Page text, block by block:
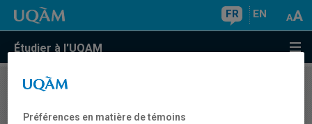
FR EN
Étudier à l'UQAM
COURS//
Préférences en matière de témoins